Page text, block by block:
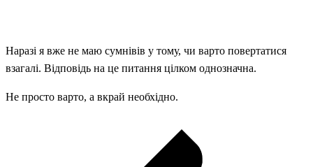
Наразі я вже не маю сумнівів у тому, чи варто повертатися
взагалі. Відповідь на це питання цілком однозначна.
Не просто варто, а вкрай необхідно.